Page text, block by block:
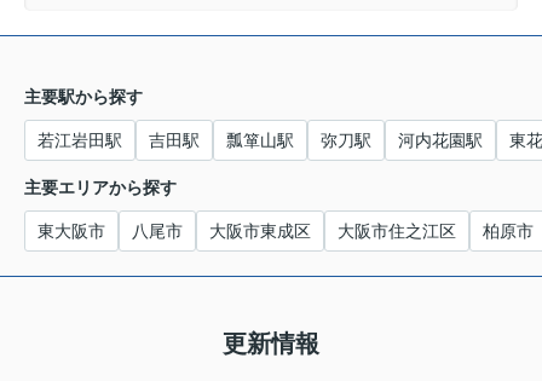
主要駅から探す
若江岩田駅 吉田駅 瓢箪山駅 弥刀駅 河内花園駅 東
主要エリアから探す
東大阪市 八尾市 大阪市東成区 大阪市住之江区 柏原市
更新情報